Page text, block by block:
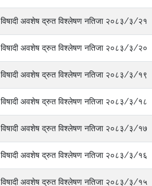
विषादी अवशेष द्रुत विश्लेषण नतिजा २०८३/३/२१
विषादी अवशेष द्रुत विश्लेषण नतिजा २०८३/३/२०
विषादी अवशेष द्रुत विश्लेषण नतिजा २०८३/३/१९
विषादी अवशेष द्रुत विश्लेषण नतिजा २०८३/३/१८
विषादी अवशेष द्रुत विश्लेषण नतिजा २०८३/३/१७
विषादी अवशेष द्रुत विश्लेषण नतिजा २०८३/३/१६
विषादी अवशेष द्रुत विश्लेषण नतिजा २०८३/३/१५